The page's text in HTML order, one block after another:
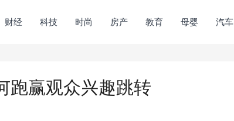
财经 科技 时尚 房产 教育 母婴 汽车
跑赢观众兴趣跳转